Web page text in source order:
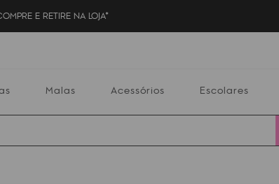
E RETIRE NA LOJA*
Malas Acessórios Escolares